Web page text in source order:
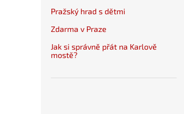
Pražský hrad s dětmi
Zdarma v Praze
Jak si správně přát na Karlově
mostě?